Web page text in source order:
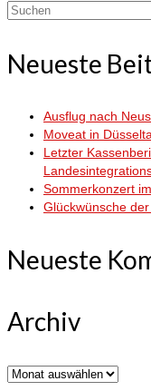
Suchen
Neueste
Ausflug nach
Moveat in
Letzter
Sommerkonzert
Glückwünsche
Neueste
Archiv
Archiv